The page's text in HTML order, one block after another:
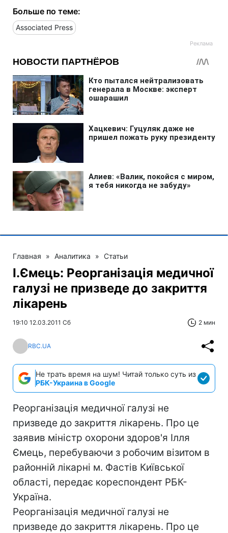
Больше по теме:
Associated Press
Главная » Аналитика » Статьи
І.Ємець: Реорганізація медичної
галузі не призведе до закриття
лікарень
19:10 12.03.2011 Сб 2 мин
RBC.UA
Не трать время на шум! Читай только суть из
РБК-Украина в Google
Реорганізація медичної галузі не
призведе до закриття лікарень. Про це
заявив міністр охорони здоров'я Ілля
Ємець, перебуваючи з робочим візитом в
районній лікарні м. Фастів Київської
області, передає кореспондент РБК-
Україна.
Реорганізація медичної галузі не
призведе до закриття лікарень. Про це